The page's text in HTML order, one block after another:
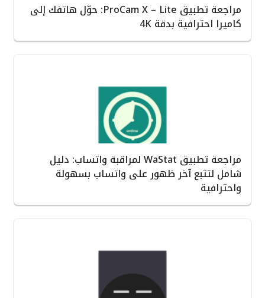
مراجعة تطبيق ProCam X – Lite: حوّل هاتفك إلى
كاميرا احترافية بدقة 4K
مراجعة تطبيق WaStat لمراقبة واتساب: دليل
شامل لتتبع آخر ظهور على واتساب بسهولة
واحترافية